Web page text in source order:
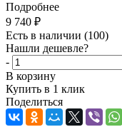
Подробнее
9 740 ₽
Есть в наличии (100)
Нашли дешевле?
-
В корзину
Купить в 1 клик
Поделиться